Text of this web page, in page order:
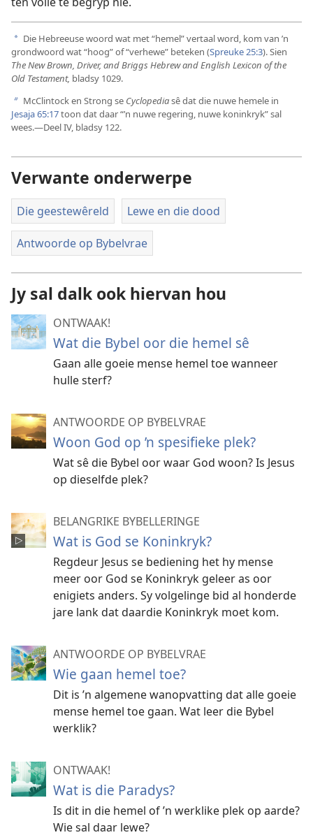
a Die Hebreeuse woord wat met “hemel” vertaal word, kom van ’n
grondwoord wat “hoog” of “verhewe” beteken (Spreuke 25:3). Sien
The New Brown, Driver, and Briggs Hebrew and English Lexicon of the
Old Testament, bladsy 1029.
b McClintock en Strong se Cyclopediasê dat die nuwe hemele in
Jesaja 65:17toon dat daar “’n nuwe regering, nuwe koninkryk” sal
wees.—Deel IV, bladsy 122.
Verwante onderwerpe
Die geestewêreld Lewe en die dood
Antwoorde op Bybelvrae
Jy sal dalk ook hiervan hou
ONTWAAK!
Wat die Bybel oor die hemel sê
Gaan alle goeie mense hemel toe wanneer
hulle sterf?
ANTWOORDE OP BYBELVRAE
Woon God op ’n spesifieke plek?
Wat sê die Bybel oor waar God woon? Is Jesus
op dieselfde plek?
BELANGRIKE BYBELLERINGE
Wat is God se Koninkryk?
Regdeur Jesus se bediening het hy mense
meer oor God se Koninkryk geleer as oor
enigiets anders. Sy volgelinge bid al honderde
jare lank dat daardie Koninkryk moet kom.
ANTWOORDE OP BYBELVRAE
Wie gaan hemel toe?
Dit is ’n algemene wanopvatting dat alle goeie
mense hemel toe gaan. Wat leer die Bybel
werklik?
ONTWAAK!
Wat is die Paradys?
Is dit in die hemel of ’n werklike plek op aarde?
Wie sal daar lewe?